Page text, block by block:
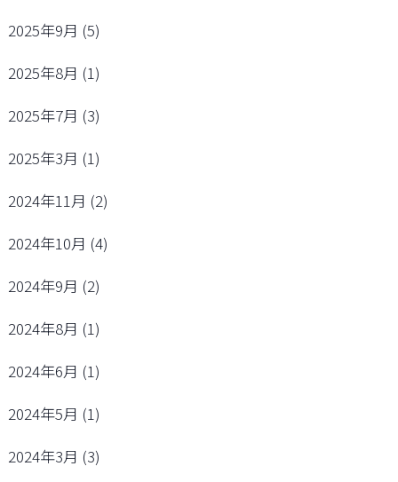
2025年9月 (5)
2025年8月 (1)
2025年7月 (3)
2025年3月 (1)
2024年11月 (2)
2024年10月 (4)
2024年9月 (2)
2024年8月 (1)
2024年6月 (1)
2024年5月 (1)
2024年3月 (3)